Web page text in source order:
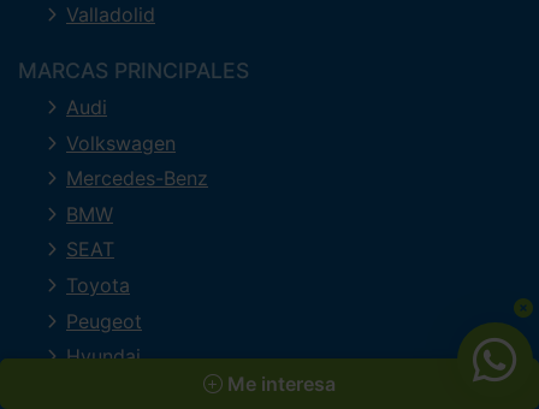
Me interesa
Valladolid
MARCAS PRINCIPALES
Audi
Volkswagen
Mercedes-Benz
BMW
SEAT
Toyota
Peugeot
Hyundai